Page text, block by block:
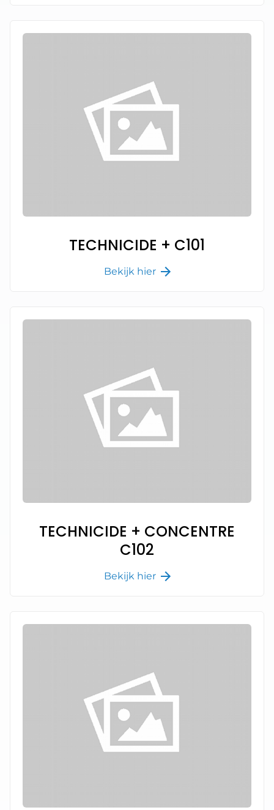
TECHNICIDE + C101
Bekijk hier
TECHNICIDE + CONCENTRE
C102
Bekijk hier